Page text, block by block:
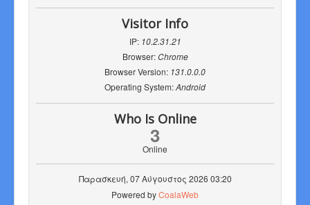
Visitor Info
IP: 10.2.31.21
Browser:Chrome
Browser Version: 131.0.0.0
Operating System:Android
Who Is Online
3
Online
Παρασκευή, 07 Αύγουστος 2026 03:20
Powered byCoalaWeb